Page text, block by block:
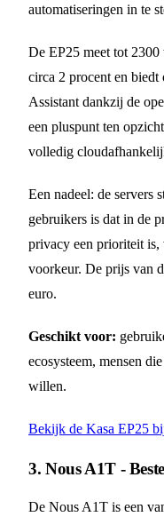
automatiseringen in te
De EP25 meet tot
circa 2 procent en
Assistant dankzij de
een pluspunt ten
volledig
Een nadeel: de servers
gebruikers is dat in de
privacy een prioriteit is,
voorkeur. De prijs van
euro.
Geschikt voor:
ecosysteem, mensen
willen.
Bekijk de Kasa EP25
3. Nous A1T -
De Nous A1T is een